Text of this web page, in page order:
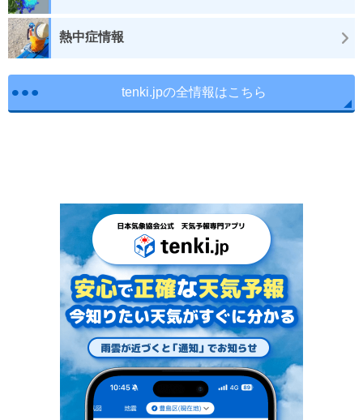
熱中症情報
tenki.jpの全情報はこちら